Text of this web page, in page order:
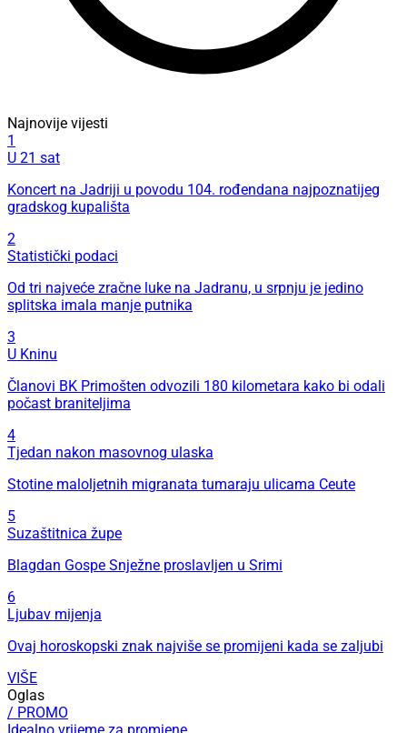
Najnovije vijesti
1
U 21 sat
Koncert na Jadriji u povodu 104. rođendana najpoznatijeg
gradskog kupališta
2
Statistički podaci
Od tri najveće zračne luke na Jadranu, u srpnju je jedino
splitska imala manje putnika
3
U Kninu
Članovi BK Primošten odvozili 180 kilometara kako bi odali
počast braniteljima
4
Tjedan nakon masovnog ulaska
Stotine maloljetnih migranata tumaraju ulicama Ceute
5
Suzaštitnica župe
Blagdan Gospe Snježne proslavljen u Srimi
6
Ljubav mijenja
Ovaj horoskopski znak najviše se promijeni kada se zaljubi
VIŠE
Oglas
/ PROMO